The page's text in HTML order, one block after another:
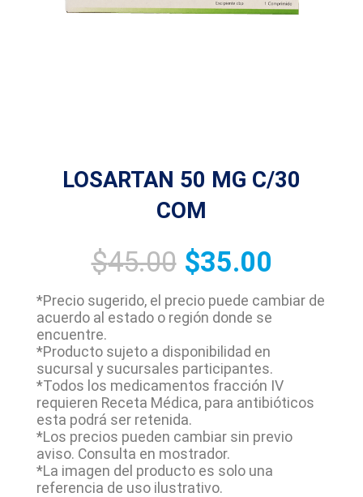
LOSARTAN 50 MG C/30
COM
$45.00 $35.00
*Precio sugerido, el precio puede cambiar de
acuerdo al estado o región donde se
encuentre.
*Producto sujeto a disponibilidad en
sucursal y sucursales participantes.
*Todos los medicamentos fracción IV
requieren Receta Médica, para antibióticos
esta podrá ser retenida.
*Los precios pueden cambiar sin previo
aviso. Consulta en mostrador.
*La imagen del producto es solo una
referencia de uso ilustrativo.